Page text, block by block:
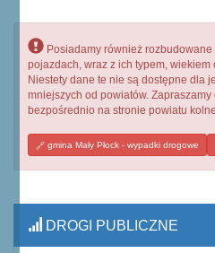
Posiadamy również
pojazdach, wraz z ich typem,
Niestety dane te nie są dostępne dla
mniejszych od powiatów.
bezpośrednio na stronie powiatu
gmina Mały Płock - wypadki drogowe
DROGI PUBLICZNE